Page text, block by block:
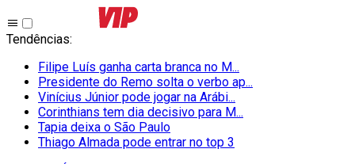
Tendências:
Filipe Luís ganha carta branca no M...
Presidente do Remo solta o verbo ap...
Vinícius Júnior pode jogar na Arábi...
Corinthians tem dia decisivo para M...
Tapia deixa o São Paulo
Thiago Almada pode entrar no top 3